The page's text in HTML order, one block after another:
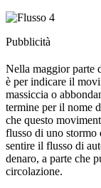
Pubblicità
Nella maggior parte
è per indicare il
massiccia o
termine per il nome
che questo
flusso di uno
sentire il flusso di
denaro, a parte che
circolazione.